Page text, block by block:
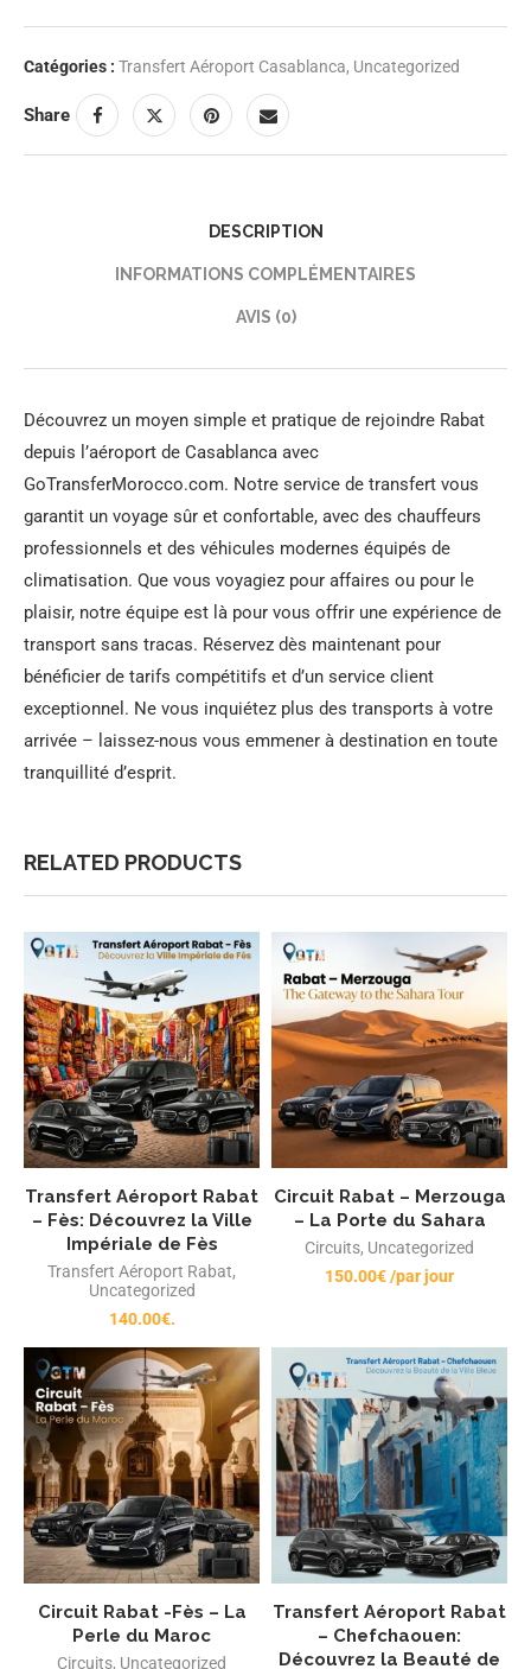
Catégories : Transfert Aéroport Casablanca, Uncategorized
Share
DESCRIPTION
INFORMATIONS COMPLÉMENTAIRES
AVIS (0)
Découvrez un moyen simple et pratique de rejoindre Rabat
depuis l’aéroport de Casablanca avec
GoTransferMorocco.com. Notre service de transfert vous
garantit un voyage sûr et confortable, avec des chauffeurs
professionnels et des véhicules modernes équipés de
climatisation. Que vous voyagiez pour affaires ou pour le
plaisir, notre équipe est là pour vous offrir une expérience de
transport sans tracas. Réservez dès maintenant pour
bénéficier de tarifs compétitifs et d’un service client
exceptionnel. Ne vous inquiétez plus des transports à votre
arrivée – laissez-nous vous emmener à destination en toute
tranquillité d’esprit.
RELATED PRODUCTS
Transfert Aéroport Rabat
– Fès: Découvrez la Ville
Impériale de Fès
Transfert Aéroport Rabat,
Uncategorized
140.00€.
Circuit Rabat – Merzouga
– La Porte du Sahara
Circuits, Uncategorized
150.00€/par jour
Circuit Rabat -Fès – La
Perle du Maroc
Circuits, Uncategorized
Transfert Aéroport Rabat
– Chefchaouen:
Découvrez la Beauté de